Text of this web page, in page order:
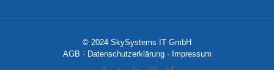
© 2024 SkySystems IT GmbH
AGB · Datenschutzerklärung· Impressum